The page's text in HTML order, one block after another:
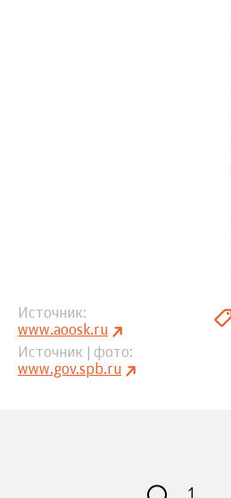
Источник
www.aoosk.ru
Источник | фото
www.gov.spb.ru
1